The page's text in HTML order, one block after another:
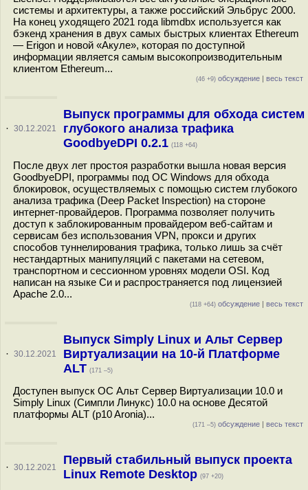
системы и архитектуры, а также российский Эльбрус 2000.
На конец уходящего 2021 года libmdbx используется как
бэкенд хранения в двух самых быстрых клиентах Ethereum
— Erigon и новой «Акуле», которая по доступной
информации является самым высокопроизводительным
клиентом Ethereum...
(46 +9) обсуждение | весь текст
· 30.12.2021
Выпуск программы для обхода систем
глубокого анализа трафика
GoodbyeDPI 0.2.1 (118 +64)
После двух лет простоя разработки вышла новая версия
GoodbyeDPI, программы под ОС Windows для обхода
блокировок, осуществляемых с помощью систем глубокого
анализа трафика (Deep Packet Inspection) на стороне
интернет-провайдеров. Программа позволяет получить
доступ к заблокированным провайдером веб-сайтам и
сервисам без использования VPN, прокси и других
способов туннелирования трафика, только лишь за счёт
нестандартных манипуляций с пакетами на сетевом,
транспортном и сессионном уровнях модели OSI. Код
написан на языке Си и распространяется под лицензией
Apache 2.0...
(118 +64) обсуждение | весь текст
· 30.12.2021
Выпуск Simply Linux и Альт Сервер
Виртуализации на 10-й Платформе
ALT (171 –5)
Доступен выпуск ОС Альт Сервер Виртуализации 10.0 и
Simply Linux (Симпли Линукс) 10.0 на основе Десятой
платформы ALT (p10 Aronia)...
(171 –5) обсуждение | весь текст
· 30.12.2021
Первый стабильный выпуск проекта
Linux Remote Desktop (97 +20)